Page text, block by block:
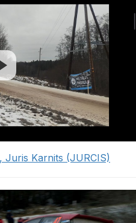
Juris Karnits (JURCIS)